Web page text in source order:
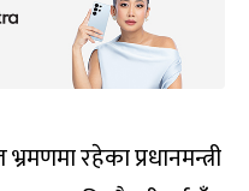
रहेका प्रधानमन्त्री